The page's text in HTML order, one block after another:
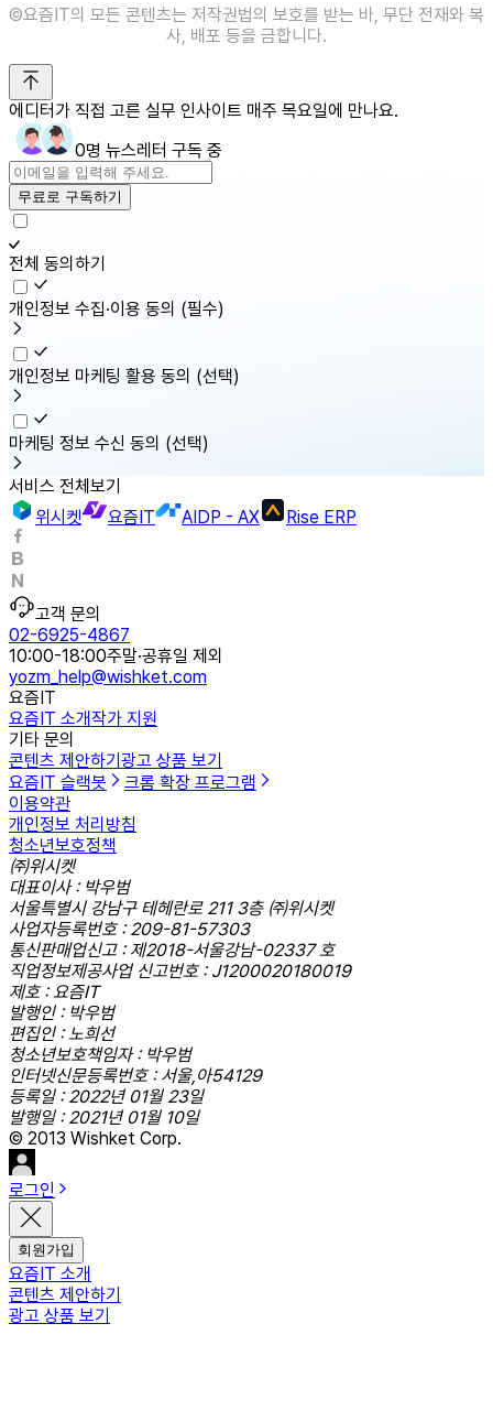
©️요즘IT의 모든 콘텐츠는 저작권법의 보호를 받는 바, 무단 전재와 복
사, 배포 등을 금합니다.
에디터가 직접 고른 실무 인사이트 매주 목요일에 만나요.
0명 뉴스레터 구독 중
무료로 구독하기
전체 동의하기
개인정보 수집·이용 동의 (필수)
개인정보 마케팅 활용 동의 (선택)
마케팅 정보 수신 동의 (선택)
서비스 전체보기
위시켓
요즘IT AIDP - AX Rise ERP
고객 문의
02-6925-4867
10:00-18:00주말·공휴일 제외
yozm_help@wishket.com
요즘IT
요즘IT 소개작가 지원
기타 문의
콘텐츠 제안하기광고 상품 보기
요즘IT 슬랙봇
크롬 확장 프로그램
이용약관
개인정보 처리방침
청소년보호정책
㈜위시켓
대표이사 : 박우범
서울특별시 강남구 테헤란로 211 3층 ㈜위시켓
사업자등록번호 : 209-81-57303
통신판매업신고 : 제2018-서울강남-02337 호
직업정보제공사업 신고번호 : J1200020180019
제호 : 요즘IT
발행인 : 박우범
편집인 : 노희선
청소년보호책임자 : 박우범
인터넷신문등록번호 : 서울,아54129
등록일 : 2022년 01월 23일
발행일 : 2021년 01월 10일
© 2013 Wishket Corp.
로그인
회원가입
요즘IT 소개
콘텐츠 제안하기
광고 상품 보기